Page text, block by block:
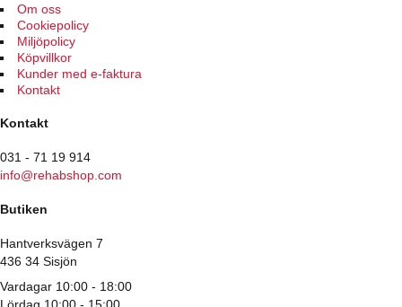
Om oss
Cookiepolicy
Miljöpolicy
Köpvillkor
Kunder med e-faktura
Kontakt
Kontakt
031 - 71 19 914
info@rehabshop.com
Butiken
Hantverksvägen 7
436 34 Sisjön
Vardagar 10:00 - 18:00